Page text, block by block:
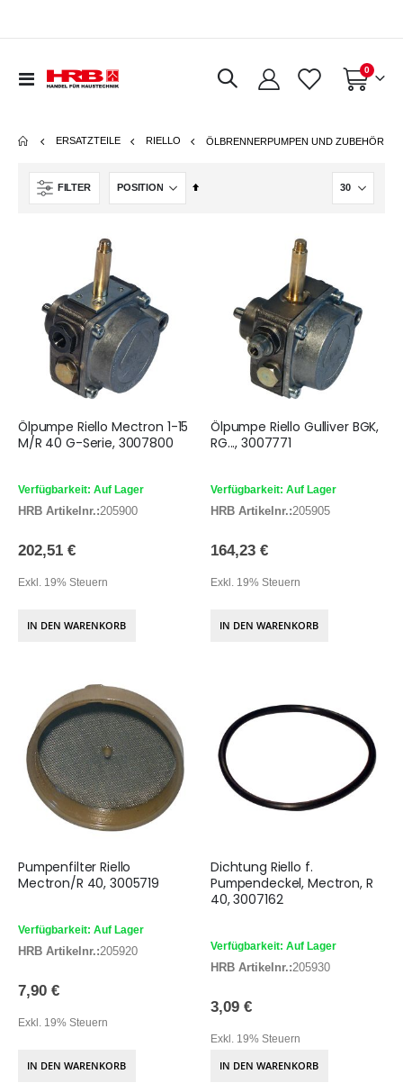
Navigation
Warenkorb
0Artikel
ERSATZTEILE RIELLO ÖLBRENNERPUMPEN UND ZUBEHÖR
FILTER
In
Ölpumpe Riello Mectron 1-15
M/R 40 G-Serie, 3007800
Verfügbarkeit: Auf Lager
HRB Artikelnr.:205900
202,51 €
Exkl. 19% Steuern
IN DEN WARENKORB
Ölpumpe Riello Gulliver BGK,
RG..., 3007771
Verfügbarkeit: Auf Lager
HRB Artikelnr.:205905
164,23 €
Exkl. 19% Steuern
IN DEN WARENKORB
Pumpenfilter Riello
Mectron/R 40, 3005719
Verfügbarkeit: Auf Lager
HRB Artikelnr.:205920
7,90 €
Exkl. 19% Steuern
IN DEN WARENKORB
Dichtung Riello f.
Pumpendeckel, Mectron, R
40, 3007162
Verfügbarkeit: Auf Lager
HRB Artikelnr.:205930
3,09 €
Exkl. 19% Steuern
IN DEN WARENKORB